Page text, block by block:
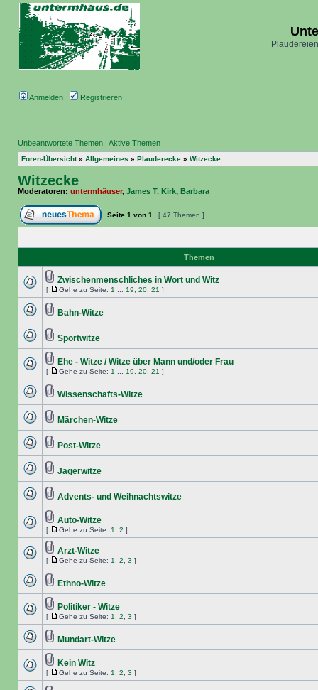
Anmelden Registrieren
Unbeantwortete Themen | Aktive Themen
Foren-Übersicht» Allgemeines » Plauderecke » Witzecke
Witzecke
Moderatoren: untermhäuser, James T. Kirk, Barbara
Seite 1 von 1 [ 47 Themen ]
Themen
Zwischenmenschliches in Wort und Witz
[ Gehe zu Seite: 1 19 20 21 ]
Bahn-Witze
Sportwitze
Ehe - Witze / Witze über Mann und/oder Frau
[ Gehe zu Seite: 1 19 20 21 ]
Wissenschafts-Witze
Märchen-Witze
Post-Witze
Jägerwitze
Advents- und Weihnachtswitze
Auto-Witze
[ Gehe zu Seite: 1 2 ]
Arzt-Witze
[ Gehe zu Seite: 1 2 3 ]
Ethno-Witze
Politiker - Witze
[ Gehe zu Seite: 1 2 3 ]
Mundart-Witze
Kein Witz
[ Gehe zu Seite: 1 2 3 ]